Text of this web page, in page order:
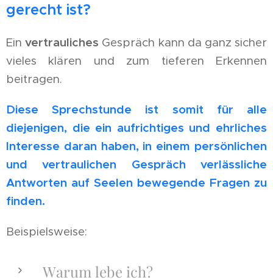
gerecht ist?
Ein vertrauliches Gespräch kann da ganz sicher
vieles klären und zum tieferen Erkennen
beitragen.
Diese Sprechstunde ist somit für alle
diejenigen, die ein aufrichtiges und ehrliches
Interesse daran haben, in einem persönlichen
und vertraulichen Gespräch verlässliche
Antworten auf Seelen bewegende Fragen zu
finden.
Beispielsweise:
Warum lebe ich?